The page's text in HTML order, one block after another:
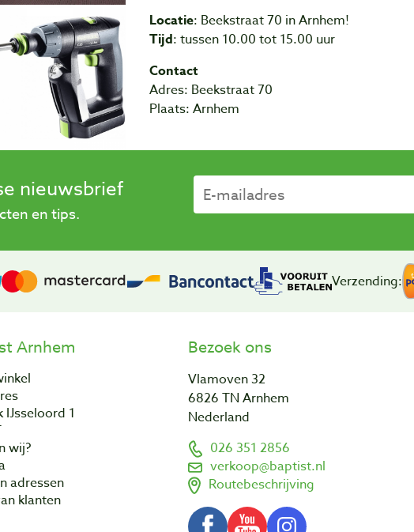
Locatie: Beekstraat 70 in Arnhem!
Tijd: tussen 10.00 tot 15.00 uur
Contact
Adres: Beekstraat 70
Plaats: Arnhem
nieuwsbrief
en tips.
Verzending:
Arnhem
IJsseloord 1
wij?
adressen
klanten
Bezoek ons
Vlamoven 32
6826 TN Arnhem
Nederland
026 351 2856
verkoop@baptist.nl
Routebeschrijving